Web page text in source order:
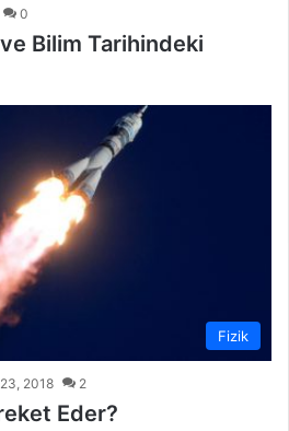
0
Bilim Tarihindeki
Fizik
2018 2
Eder?